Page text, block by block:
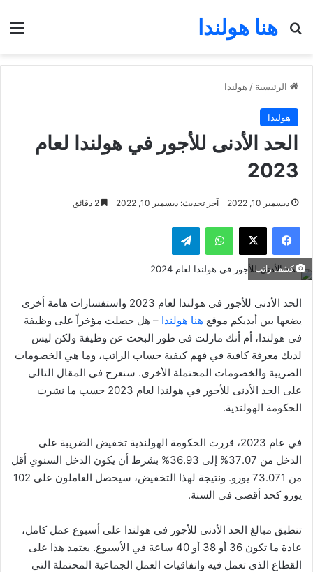
هنا هولندا
بحث عن
الرئيسية / هولندا
هولندا
الحد الأدنى للأجور في هولندا لعام
2023
ديسمبر 10, 2022 آخر تحديث: ديسمبر 10, 2022
فيسبوك ‫X واتساب تيلقرام
كشف راتب
الحد الأدنى للأجور في هولندا لعام 2023 واستفسارات هامة أخرى
يضعها بين أيديكم موقع هنا هولندا – هل حصلت مؤخراً على وظيفة
في هولندا، أم أنك مازلت في طور البحث عن وظيفة ولكن ليس
لديك معرفة كافية في فهم كيفية حساب الراتب، وما هي الخصومات
الضريبة والخصومات المحتملة الأخرى. سنعرج في المقال التالي
على الحد الأدنى للأجور في هولندا لعام 2023 حسب ما نشرت
الحكومة الهولندية.
في عام 2023، قررت الحكومة الهولندية تخفيض الضريبة على
الدخل من 37.07% إلى 36.93% بشرط أن يكون الدخل السنوي أقل
من 73.071 يورو. ونتيجة لهذا التخفيض، سيحصل العاملون على 102
يورو كحد أقصى في السنة.
تنطبق مبالغ الحد الأدنى للأجور في هولندا على أسبوع عمل كامل،
عادة ما تكون 36 أو 38 أو 40 ساعة في الأسبوع. يعتمد هذا على
القطاع الذي تعمل فيه واتفاقيات العمل الجماعية المحتملة التي